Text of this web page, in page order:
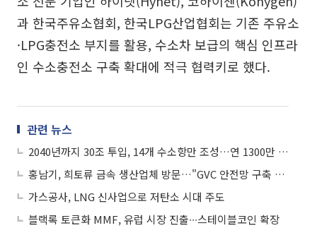
과 한국주유소협회, 한국LPG산업협회는 기존 주유소
·LPG충전소 부지를 활용, 수소차 보급의 핵심 인프라
인 수소충전소 구축 확대에 적극 협력키로 했다.
관련 뉴스
2040년까지 30조 투입, 14개 수소항만 조성…연 1300만 톤 수소 공급
홍남기, 희토류 금속 생산업체 방문…"GVC 안전망 구축 매진"
가스공사, LNG 신사업으로 저탄소 시대 주도
블랙록 토큰화 MMF, 유럽 시장 진출∙∙∙스테이블코인 확장